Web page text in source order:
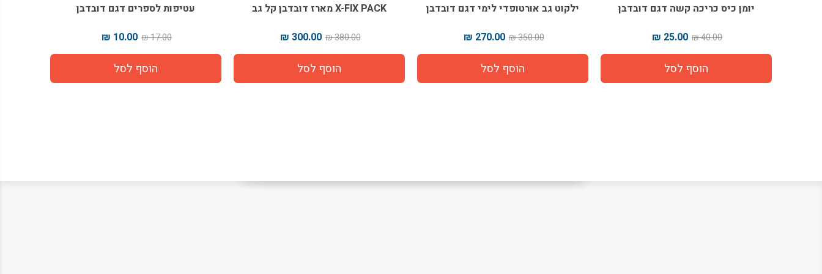
יומן כיס כריכה קשה דגם דובדבן
40.00 ₪
25.00 ₪
ילקוט גב אורטופדי לימי דגם דובדבן
350.00 ₪
270.00 ₪
X-FIX PACK מארז דובדבן קל גב
380.00 ₪
300.00 ₪
עטיפות לספרים דגם דובדבן
17.00 ₪
10.00 ₪